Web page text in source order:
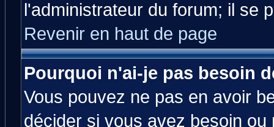
l'administrateur du forum; il se
Revenir en haut de page
Pourquoi n'ai-je pas besoin
Vous pouvez ne pas en avoir
décider si vous avez besoin